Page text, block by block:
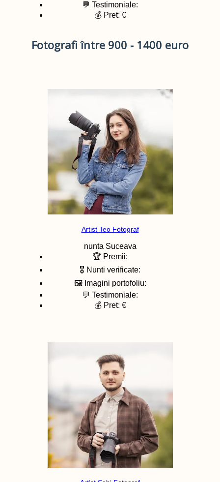
💬 Testimoniale:
💰 Pret: €
Fotografi între 900 - 1400 euro
Artist Teo Fotograf
nunta Suceava
🏆 Premii:
🎖️ Nunti verificate:
🖼️ Imagini portofoliu:
💬 Testimoniale:
💰 Pret: €